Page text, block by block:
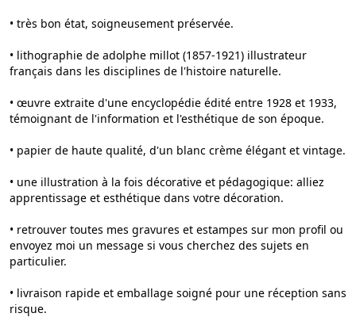
• très bon état, soigneusement préservée.
• lithographie de adolphe millot (1857-1921) illustrateur
français dans les disciplines de l'histoire naturelle.
• œuvre extraite d'une encyclopédie édité entre 1928 et 1933,
témoignant de l'information et l'esthétique de son époque.
• papier de haute qualité, d'un blanc crème élégant et vintage.
• une illustration à la fois décorative et pédagogique: alliez
apprentissage et esthétique dans votre décoration.
• retrouver toutes mes gravures et estampes sur mon profil ou
envoyez moi un message si vous cherchez des sujets en
particulier.
• livraison rapide et emballage soigné pour une réception sans
risque.